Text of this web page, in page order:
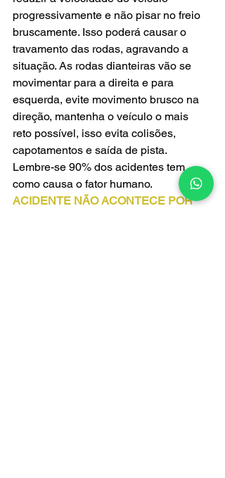
progressivamente e não pisar no freio
bruscamente. Isso poderá causar o
travamento das rodas, agravando a
situação. As rodas dianteiras vão se
movimentar para a direita e para
esquerda, evite movimento brusco na
direção, mantenha o veículo o mais
reto possível, isso evita colisões,
capotamentos e saída de pista.
Lembre-se 90% dos acidentes tem
como causa o fator humano.
ACIDENTE NÃO ACONTECE POR